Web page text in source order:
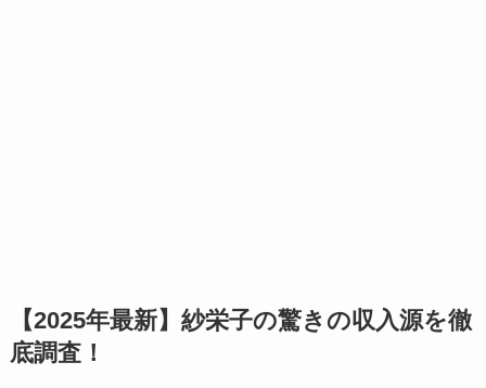
【2025年最新】紗栄子の驚きの収入源を徹
底調査！